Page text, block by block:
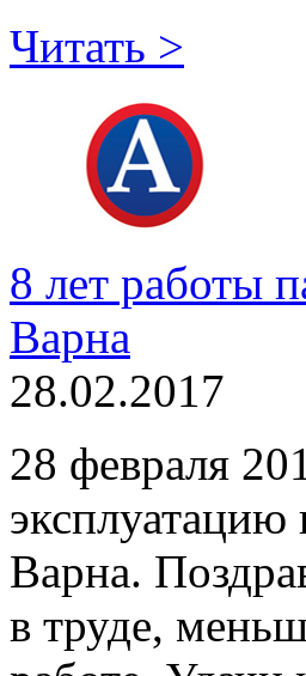
Читать >
8 лет работы
Варна
28.02.2017
28 февраля
Варна.
в труде,